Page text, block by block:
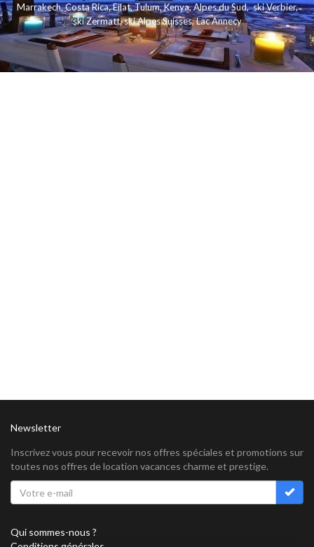
Marrakech,Costa Rica,Eilat,Tulum,Kenya,Alpes du Sud,ski Verbier,
ski Zermatt,ski Alpes Suisses,Lac Annecy
Newsletter
Inscrivez vous pour recevoir nos offres spéciales et promotions sur
toutes nos offres de location vacances charme et prestige.
Qui sommes-nous ?